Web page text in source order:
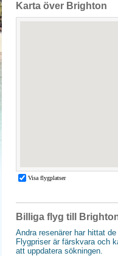
Karta över Brighton
Billiga flyg till
Andra resenärer har hittat
Flygpriser är färskvara och
att uppdatera sökningen.